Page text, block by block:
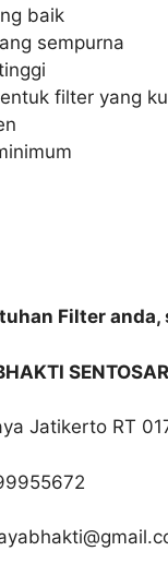
baik
sempurna
filter yang
Filter
Jatikerto RT